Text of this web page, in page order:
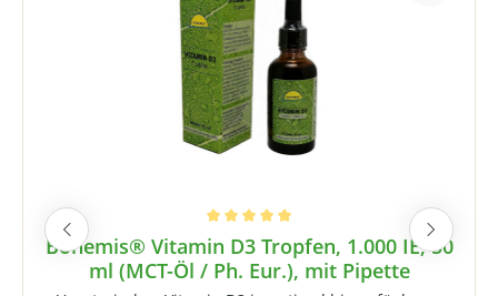
Durchschnittliche Bewertung von 5 von 5 Sternen
Bonemis® Vitamin D3 Tropfen, 1.000 IE, 50
ml (MCT-Öl / Ph. Eur.), mit Pipette